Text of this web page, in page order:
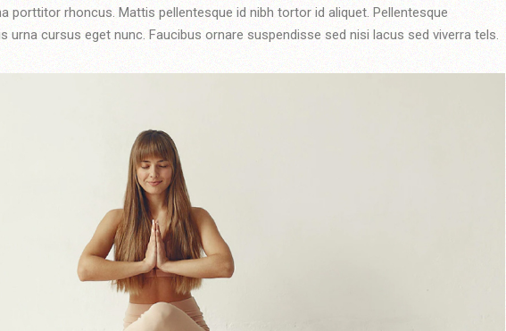
porttitor rhoncus. Mattis pellentesque id nibh tortor id aliquet. Pellentesque
urna cursus eget nunc. Faucibus ornare suspendisse sed nisi lacus sed viverra tels.